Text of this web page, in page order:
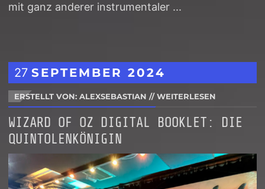
mit ganz anderer instrumentaler ...
27SEPTEMBER2024
ERSTELLT VON: ALEXSEBASTIAN //WEITERLESEN
WIZARD OF OZ DIGITAL BOOKLET: DIE
QUINTOLENKÖNIGIN